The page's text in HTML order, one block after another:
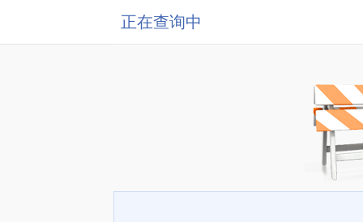
正在查询中